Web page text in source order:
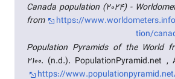
Canada population (2024) -
from
https://
tion/
Population Pyramids of the World
2100. (n.d.). PopulationPyramid.net ,
https://